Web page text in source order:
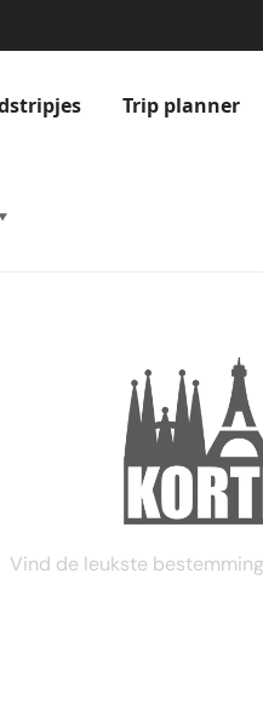
Trip planner
STEL
Vind de leukste